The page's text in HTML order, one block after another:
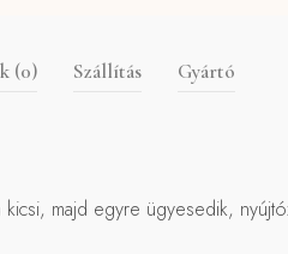
(0) Szállítás Gyártó
majd egyre ügyesedik,